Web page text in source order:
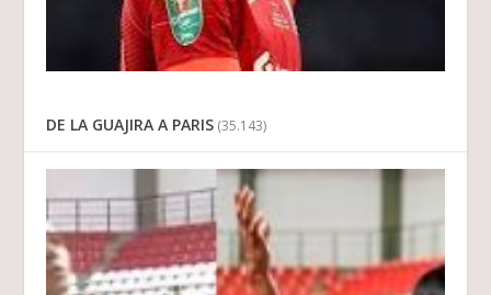
DE LA GUAJIRA A PARIS (35.143)